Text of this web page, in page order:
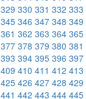
329 330 331 332 333
345 346 347 348 349
361 362 363 364 365
377 378 379 380 381
393 394 395 396 397
409 410 411 412 413
425 426 427 428 429
441 442 443 444 445